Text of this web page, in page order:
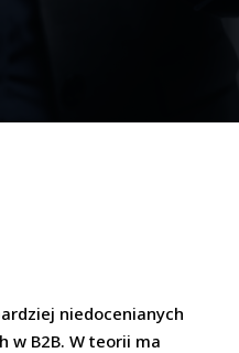
niedocenianych
w B2B. W teorii ma